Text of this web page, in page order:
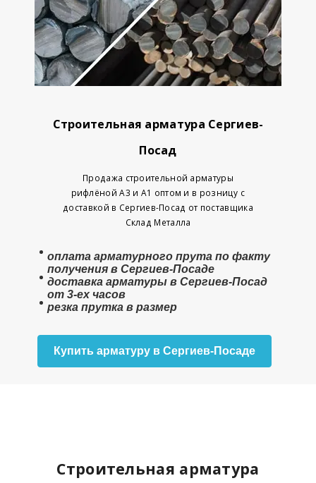
Строительная арматура Сергиев-
Посад
Продажа строительной арматуры
рифлёной А3 и А1 оптом и в розницу с
доставкой в Сергиев-Посад от поставщика
Склад Металла
оплата арматурного прута по факту
получения в Сергиев-Посаде
доставка арматуры в Сергиев-Посад
от 3-ех часов
резка прутка в размер
Купить арматуру в Сергиев-Посаде
Строительная арматура